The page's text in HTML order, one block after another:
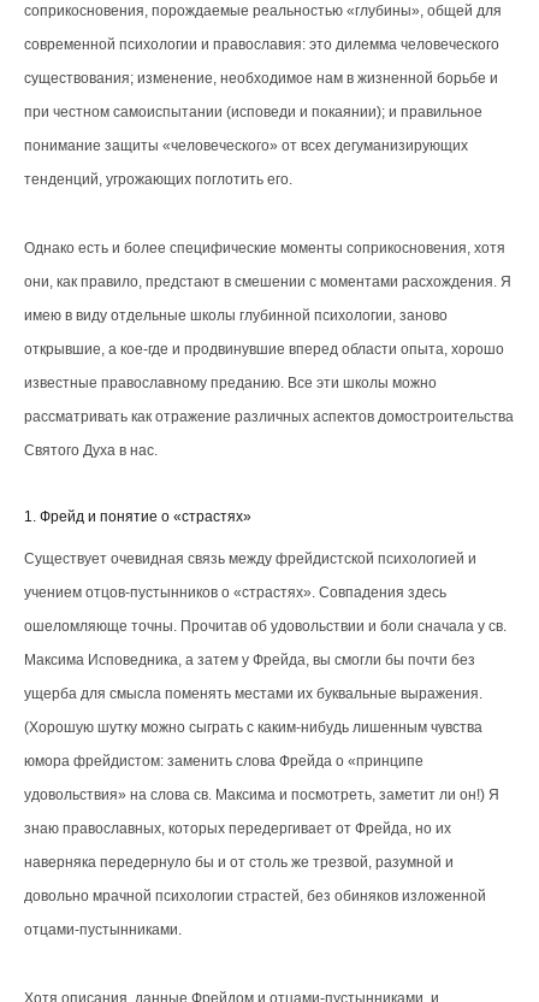
соприкосновения, порождаемые реальностью «глубины», общей для
современной психологии и православия: это дилемма человеческого
существования; изменение, необходимое нам в жизненной борьбе и
при честном самоиспытании (исповеди и покаянии); и правильное
понимание защиты «человеческого» от всех дегуманизирующих
тенденций, угрожающих поглотить его.
Однако есть и более специфические моменты соприкосновения, хотя
они, как правило, предстают в смешении с моментами расхождения. Я
имею в виду отдельные школы глубинной психологии, заново
открывшие, а кое-где и продвинувшие вперед области опыта, хорошо
известные православному преданию. Все эти школы можно
рассматривать как отражение различных аспектов домостроительства
Святого Духа в нас.
1. Фрейд и понятие о «страстях»
Существует очевидная связь между фрейдистской психологией и
учением отцов-пустынников о «страстях». Совпадения здесь
ошеломляюще точны. Прочитав об удовольствии и боли сначала у св.
Максима Исповедника, а затем у Фрейда, вы смогли бы почти без
ущерба для смысла поменять местами их буквальные выражения.
(Хорошую шутку можно сыграть с каким-нибудь лишенным чувства
юмора фрейдистом: заменить слова Фрейда о «принципе
удовольствия» на слова св. Максима и посмотреть, заметит ли он!) Я
знаю православных, которых передергивает от Фрейда, но их
наверняка передернуло бы и от столь же трезвой, разумной и
довольно мрачной психологии страстей, без обиняков изложенной
отцами-пустынниками.
Хотя описания, данные Фрейдом и отцами-пустынниками, и